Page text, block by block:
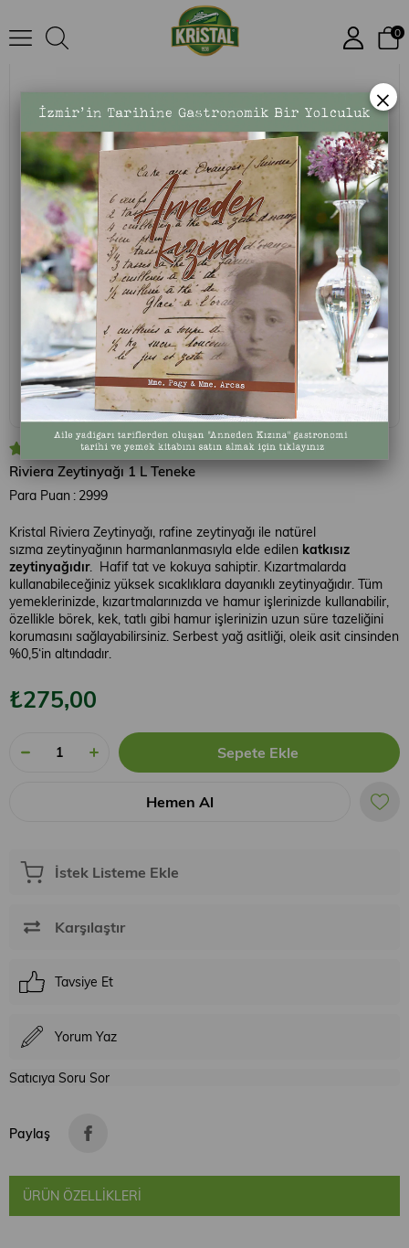
0
Riviera Zeytinyağı 1 L Teneke
5.0
Riviera Zeytinyağı 1 L Teneke
Para Puan : 2999
Kristal Riviera Zeytinyağı, rafine zeytinyağı ile natürel
sızma zeytinyağının harmanlanmasıyla elde edilen katkısız
zeytinyağıdır. Hafif tat ve kokuya sahiptir. Kızartmalarda
kullanabileceğiniz yüksek sıcaklıklara dayanıklı zeytinyağıdır. Tüm
yemeklerinizde, kızartmalarınızda ve hamur işlerinizde kullanabilir,
özellikle börek, kek, tatlı gibi hamur işlerinizin uzun süre tazeliğini
korumasını sağlayabilirsiniz. Serbest yağ asitliği, oleik asit cinsinden
%0,5‘in altındadır.
₺275,00
İstek Listeme Ekle
Karşılaştır
Tavsiye Et
Yorum Yaz
Satıcıya Soru Sor
Paylaş
ÜRÜN ÖZELLIKLERI
×